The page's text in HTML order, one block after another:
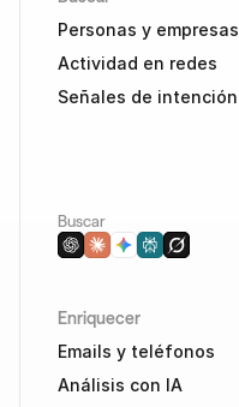
Personas y empresas
Actividad en redes
Señales de intención
Buscar
Enriquecer
Emails y teléfonos
Análisis con IA